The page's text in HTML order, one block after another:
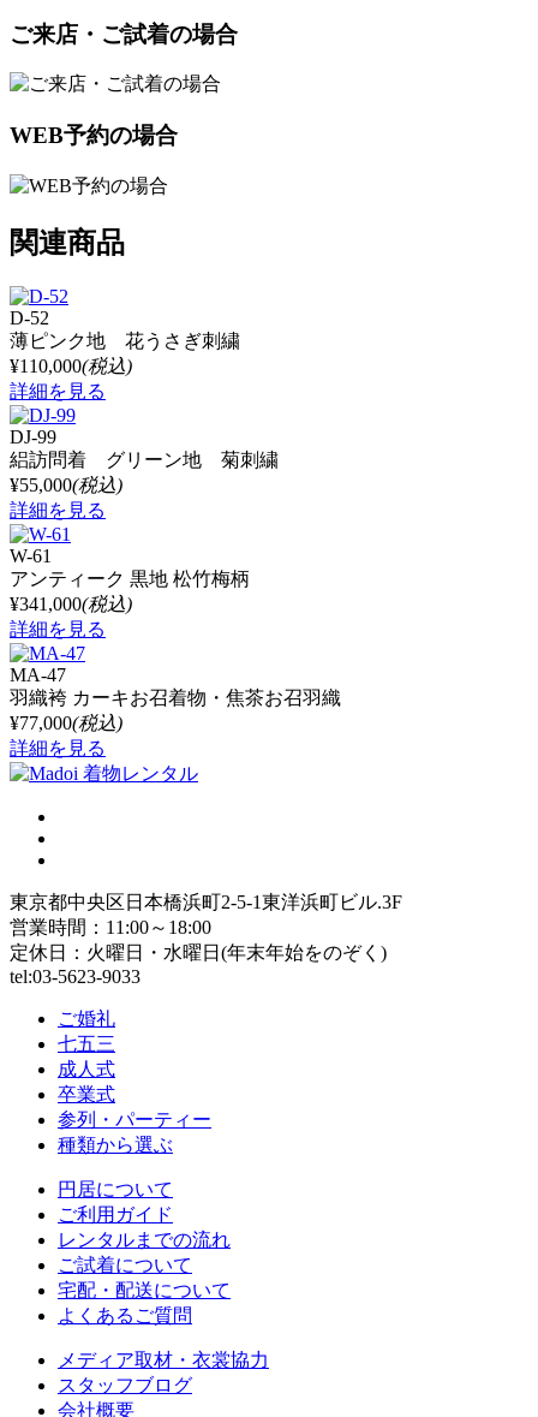
ご来店・ご試着の場合
WEB予約の場合
関連商品
D-52
薄ピンク地 花うさぎ刺繍
¥110,000(税込)
詳細を見る
DJ-99
絽訪問着 グリーン地 菊刺繍
¥55,000(税込)
詳細を見る
W-61
アンティーク 黒地 松竹梅柄
¥341,000(税込)
詳細を見る
MA-47
羽織袴 カーキお召着物・焦茶お召羽織
¥77,000(税込)
詳細を見る
東京都中央区日本橋浜町2-5-1東洋浜町ビル.3F
営業時間：11:00～18:00
定休日：火曜日・水曜日(年末年始をのぞく)
tel:03-5623-9033
ご婚礼
七五三
成人式
卒業式
参列・パーティー
種類から選ぶ
円居について
ご利用ガイド
レンタルまでの流れ
ご試着について
宅配・配送について
よくあるご質問
メディア取材・衣裳協力
スタッフブログ
会社概要